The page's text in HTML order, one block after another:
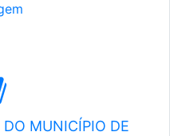
MUNICÍPIO DE